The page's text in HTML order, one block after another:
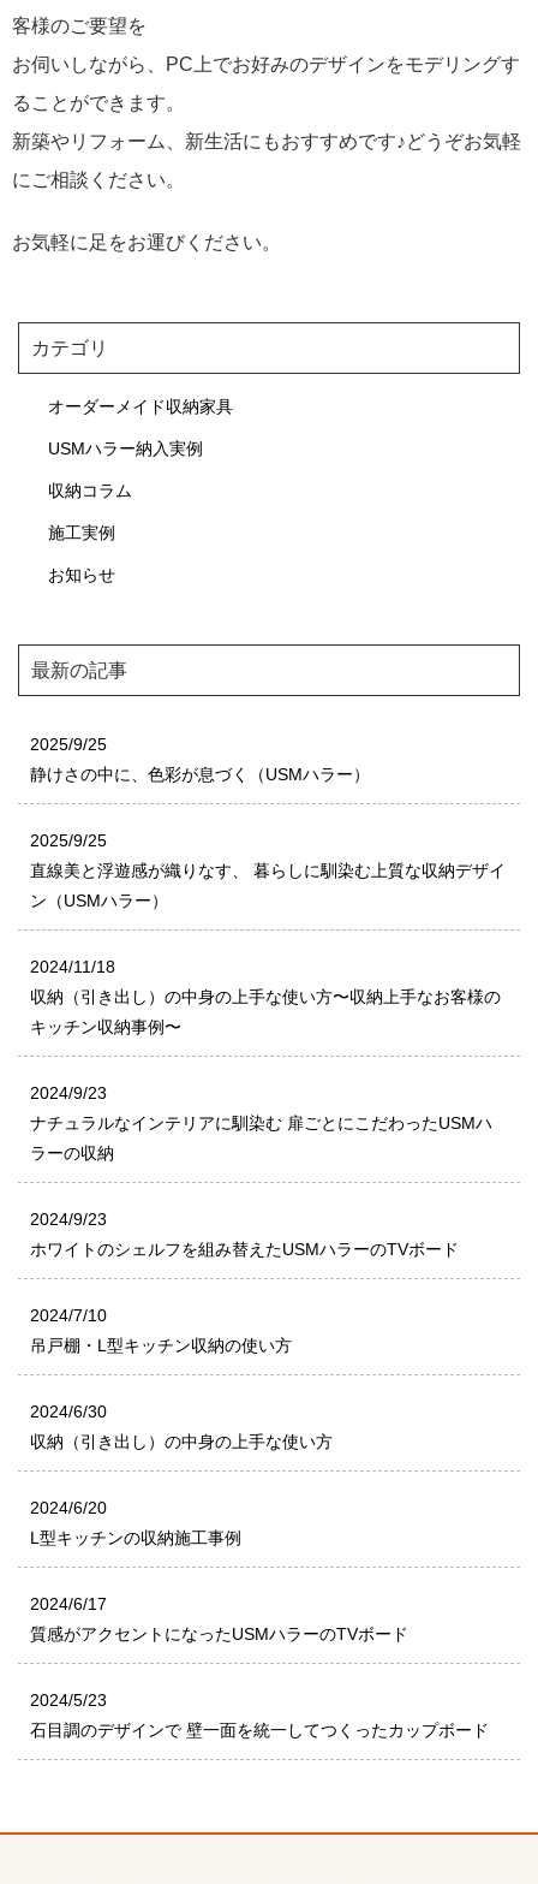
客様のご要望を
お伺いしながら、PC上でお好みのデザインをモデリングす
ることができます。
新築やリフォーム、新生活にもおすすめです♪どうぞお気軽
にご相談ください。
お気軽に足をお運びください。
カテゴリ
オーダーメイド収納家具
USMハラー納入実例
収納コラム
施工実例
お知らせ
最新の記事
2025/9/25
静けさの中に、色彩が息づく（USMハラー）
2025/9/25
直線美と浮遊感が織りなす、 暮らしに馴染む上質な収納デザイ
ン（USMハラー）
2024/11/18
収納（引き出し）の中身の上手な使い方〜収納上手なお客様の
キッチン収納事例〜
2024/9/23
ナチュラルなインテリアに馴染む 扉ごとにこだわったUSMハ
ラーの収納
2024/9/23
ホワイトのシェルフを組み替えたUSMハラーのTVボード
2024/7/10
吊戸棚・L型キッチン収納の使い方
2024/6/30
収納（引き出し）の中身の上手な使い方
2024/6/20
L型キッチンの収納施工事例
2024/6/17
質感がアクセントになったUSMハラーのTVボード
2024/5/23
石目調のデザインで 壁一面を統一してつくったカップボード